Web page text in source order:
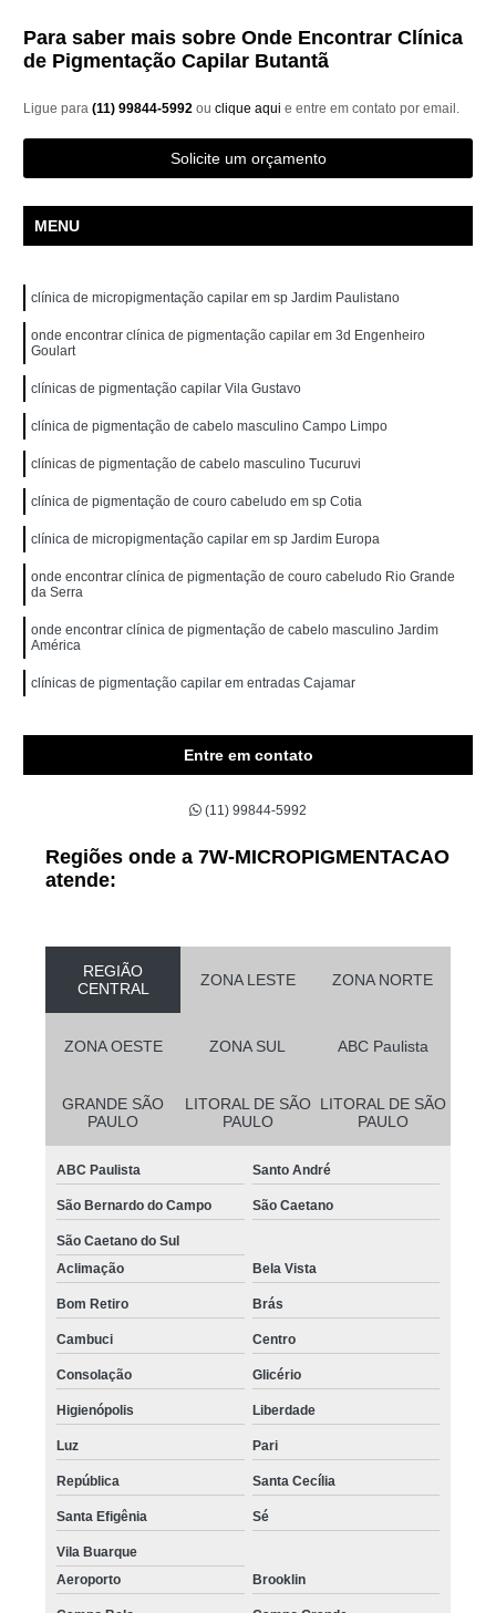
Para saber mais sobre Onde Encontrar Clínica
de Pigmentação Capilar Butantã
Ligue para(11) 99844-5992ouclique aqui e entre em contato por email.
Solicite um orçamento
MENU
clínica de micropigmentação capilar em sp Jardim Paulistano
onde encontrar clínica de pigmentação capilar em 3d Engenheiro
Goulart
clínicas de pigmentação capilar Vila Gustavo
clínica de pigmentação de cabelo masculino Campo Limpo
clínicas de pigmentação de cabelo masculino Tucuruvi
clínica de pigmentação de couro cabeludo em sp Cotia
clínica de micropigmentação capilar em sp Jardim Europa
onde encontrar clínica de pigmentação de couro cabeludo Rio Grande
da Serra
onde encontrar clínica de pigmentação de cabelo masculino Jardim
América
clínicas de pigmentação capilar em entradas Cajamar
Entre em contato
(11) 99844-5992
Regiões onde a 7W-MICROPIGMENTACAO
atende:
REGIÃO
CENTRAL
ZONA LESTE ZONA NORTE
ZONA OESTE ZONA SUL ABC Paulista
GRANDE SÃO
PAULO
LITORAL DE SÃO
PAULO
LITORAL DE SÃO
PAULO
ABC Paulista Santo André
São Bernardo do Campo São Caetano
São Caetano do Sul
Aclimação
Bela Vista
Bom Retiro Brás
Cambuci Centro
Consolação Glicério
Higienópolis Liberdade
Luz Pari
República Santa Cecília
Santa Efigênia Sé
Vila Buarque
Aeroporto
Brooklin